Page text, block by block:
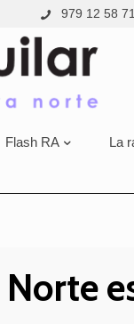
979 12 58 71
Flash RA La